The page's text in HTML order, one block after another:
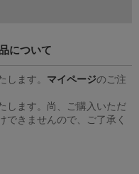
について
ます。 マイページのご注
します。尚、ご購入いただ
できませんので、ご了承く